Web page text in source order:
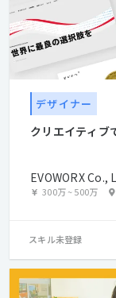
デザイナー
クリエイティブ
EVOWORX Co.,
300万~500万
スキル未登録